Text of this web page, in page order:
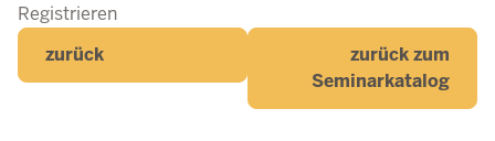
Registrieren
zurück
zurück zum
Seminarkatalog